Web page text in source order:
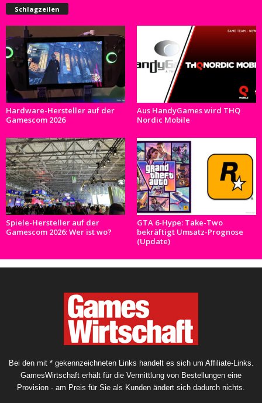
Schlagzeilen
Hardware-Hersteller auf der
Gamescom 2026
Aus HandyGames wird THQ
Nordic Mobile
Spiele-Hersteller auf der
Gamescom 2026: Wer ist wo?
GTA 6-Hype: Take-Two
bekräftigt Umsatz-Prognose
(Update)
Bei den mit * gekennzeichneten Links handelt es sich um Affiliate-Links.
GamesWirtschaft erhält für die Vermittlung von Bestellungen eine
Provision - am Preis für Sie als Kunden ändert sich dadurch nichts.